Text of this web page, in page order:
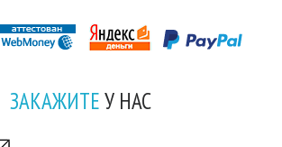
ЗАКАЖИТЕУ НАС